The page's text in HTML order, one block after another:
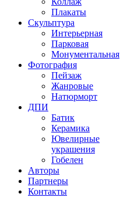
Плакаты
Скульптура
Интерьерная
Парковая
Монументальная
Фотография
Пейзаж
Жанровые
Натюрморт
ДПИ
Батик
Керамика
Ювелирные
украшения
Гобелен
Авторы
Партнеры
Контакты